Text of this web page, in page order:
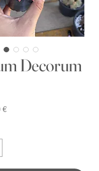
Decorum
€Cijena